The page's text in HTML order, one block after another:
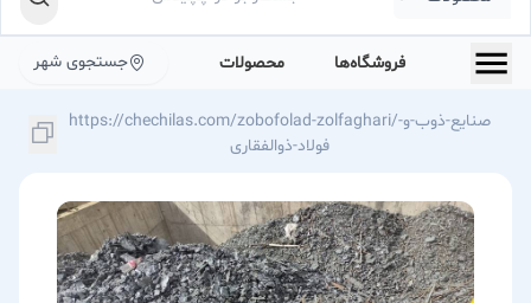
فروشگاه‌ها محصولات جستجوی شهر
https://chechilas.com/zobofolad-zolfaghari/صنایع-ذوب-و-
فولاد-ذوالفقاری